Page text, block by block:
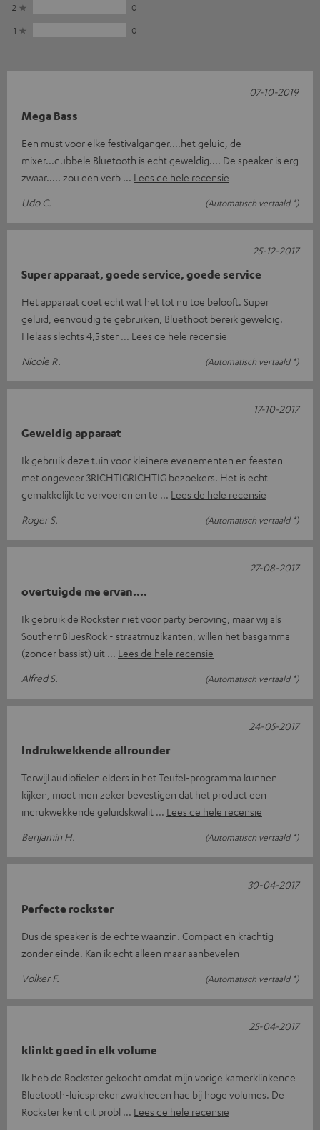
2
0
1
0
Mega Bass
Een must voor elke festivalganger....het geluid, de
mixer...dubbele Bluetooth is echt geweldig.... De speaker is erg
zwaar..... zou een verb
Lees de hele recensie
Udo C.
(Automatisch vertaald *)
07-10-2019
Super apparaat, goede service, goede service
Het apparaat doet echt wat het tot nu toe belooft. Super
geluid, eenvoudig te gebruiken, Bluethoot bereik geweldig.
Helaas slechts 4,5 ster
Lees de hele recensie
Nicole R.
(Automatisch vertaald *)
25-12-2017
Geweldig apparaat
Ik gebruik deze tuin voor kleinere evenementen en feesten
met ongeveer 3RICHTIGRICHTIG bezoekers. Het is echt
gemakkelijk te vervoeren en te
Lees de hele recensie
Roger S.
(Automatisch vertaald *)
17-10-2017
overtuigde me ervan....
Ik gebruik de Rockster niet voor party beroving, maar wij als
SouthernBluesRock - straatmuzikanten, willen het basgamma
(zonder bassist) uit
Lees de hele recensie
Alfred S.
(Automatisch vertaald *)
27-08-2017
Indrukwekkende allrounder
Terwijl audiofielen elders in het Teufel-programma kunnen
kijken, moet men zeker bevestigen dat het product een
indrukwekkende geluidskwalit
Lees de hele recensie
Benjamin H.
(Automatisch vertaald *)
24-05-2017
Perfecte rockster
Dus de speaker is de echte waanzin. Compact en krachtig
zonder einde. Kan ik echt alleen maar aanbevelen
Volker F.
(Automatisch vertaald *)
30-04-2017
klinkt goed in elk volume
Ik heb de Rockster gekocht omdat mijn vorige kamerklinkende
Bluetooth-luidspreker zwakheden had bij hoge volumes. De
Rockster kent dit probl
Lees de hele recensie
25-04-2017